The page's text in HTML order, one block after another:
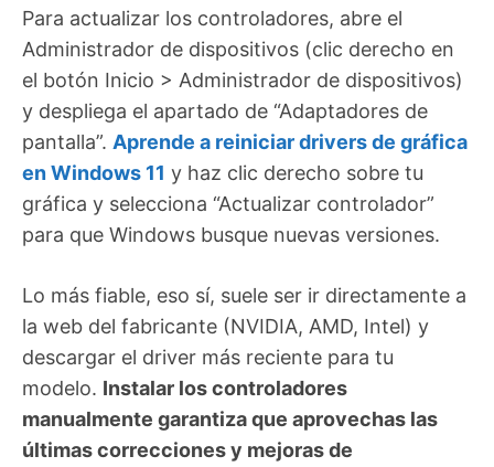
Para actualizar los controladores, abre el
Administrador de dispositivos (clic derecho en
el botón Inicio > Administrador de dispositivos)
y despliega el apartado de “Adaptadores de
pantalla”. Aprende a reiniciar drivers de gráfica
en Windows 11 y haz clic derecho sobre tu
gráfica y selecciona “Actualizar controlador”
para que Windows busque nuevas versiones.
Lo más fiable, eso sí, suele ser ir directamente a
la web del fabricante (NVIDIA, AMD, Intel) y
descargar el driver más reciente para tu
modelo. Instalar los controladores
manualmente garantiza que aprovechas las
últimas correcciones y mejoras de